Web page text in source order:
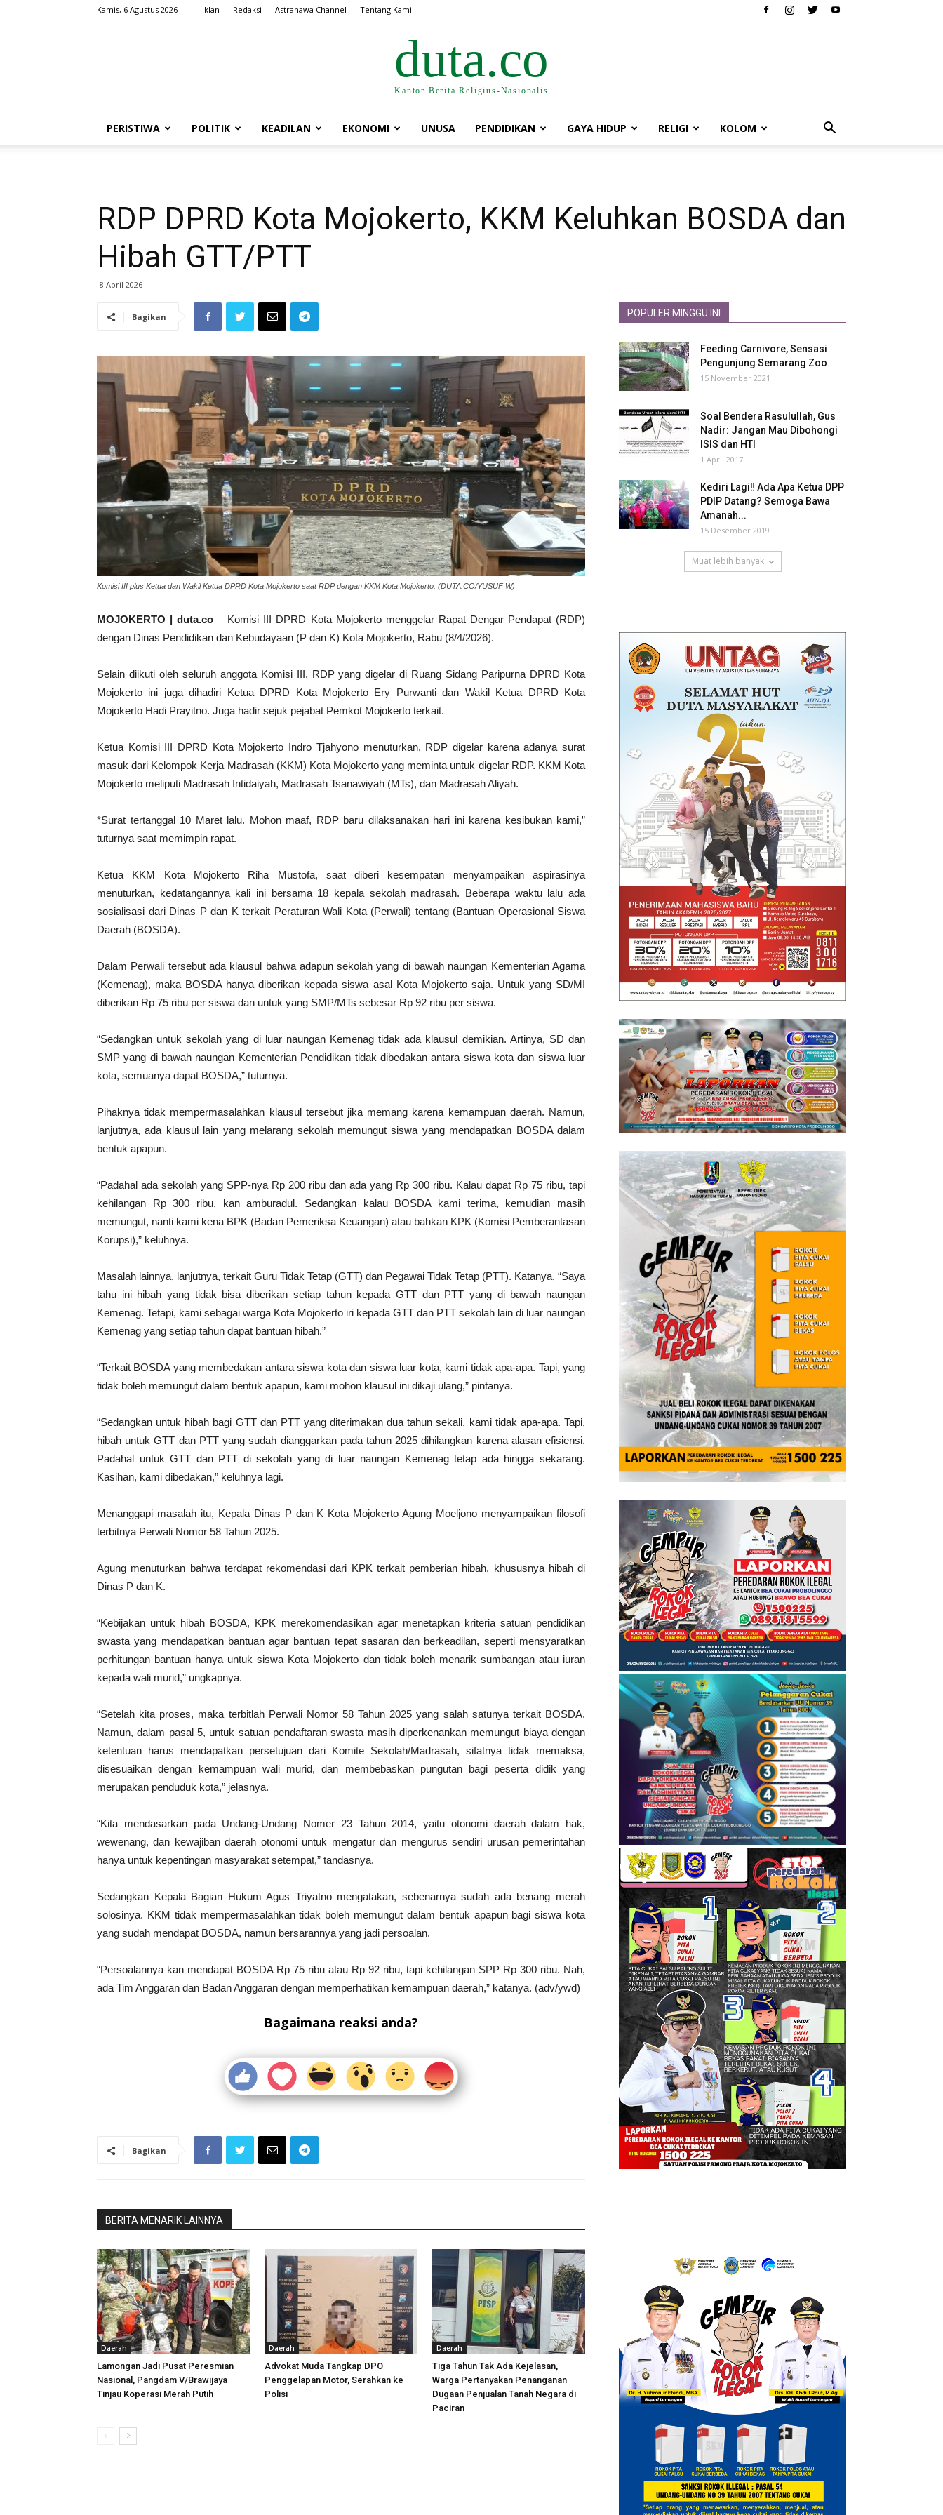
Kamis, 6 Agustus 2026 Iklan Redaksi Astranawa Channel Tentang Kami
duta.co
Kantor Berita Religius-Nasionalis
PERISTIWA POLITIK KEADILAN EKONOMI UNUSA PENDIDIKAN GAYA HIDUP RELIGI KOLOM
RDP DPRD Kota Mojokerto, KKM Keluhkan BOSDA dan
Hibah GTT/PTT
8 April 2026
Bagikan
Komisi III plus Ketua dan Wakil Ketua DPRD Kota Mojokerto saat RDP dengan KKM Kota Mojokerto. (DUTA.CO/YUSUF W)
MOJOKERTO | duta.co – Komisi III DPRD Kota Mojokerto menggelar Rapat Dengar Pendapat (RDP)
dengan Dinas Pendidikan dan Kebudayaan (P dan K) Kota Mojokerto, Rabu (8/4/2026).
Selain diikuti oleh seluruh anggota Komisi III, RDP yang digelar di Ruang Sidang Paripurna DPRD Kota
Mojokerto ini juga dihadiri Ketua DPRD Kota Mojokerto Ery Purwanti dan Wakil Ketua DPRD Kota
Mojokerto Hadi Prayitno. Juga hadir sejuk pejabat Pemkot Mojokerto terkait.
Ketua Komisi III DPRD Kota Mojokerto Indro Tjahyono menuturkan, RDP digelar karena adanya surat
masuk dari Kelompok Kerja Madrasah (KKM) Kota Mojokerto yang meminta untuk digelar RDP. KKM Kota
Mojokerto meliputi Madrasah Intidaiyah, Madrasah Tsanawiyah (MTs), dan Madrasah Aliyah.
*Surat tertanggal 10 Maret lalu. Mohon maaf, RDP baru dilaksanakan hari ini karena kesibukan kami,”
tuturnya saat memimpin rapat.
Ketua KKM Kota Mojokerto Riha Mustofa, saat diberi kesempatan menyampaikan aspirasinya
menuturkan, kedatangannya kali ini bersama 18 kepala sekolah madrasah. Beberapa waktu lalu ada
sosialisasi dari Dinas P dan K terkait Peraturan Wali Kota (Perwali) tentang (Bantuan Operasional Siswa
Daerah (BOSDA).
Dalam Perwali tersebut ada klausul bahwa adapun sekolah yang di bawah naungan Kementerian Agama
(Kemenag), maka BOSDA hanya diberikan kepada siswa asal Kota Mojokerto saja. Untuk yang SD/MI
diberikan Rp 75 ribu per siswa dan untuk yang SMP/MTs sebesar Rp 92 ribu per siswa.
“Sedangkan untuk sekolah yang di luar naungan Kemenag tidak ada klausul demikian. Artinya, SD dan
SMP yang di bawah naungan Kementerian Pendidikan tidak dibedakan antara siswa kota dan siswa luar
kota, semuanya dapat BOSDA,” tuturnya.
Pihaknya tidak mempermasalahkan klausul tersebut jika memang karena kemampuan daerah. Namun,
lanjutnya, ada klausul lain yang melarang sekolah memungut siswa yang mendapatkan BOSDA dalam
bentuk apapun.
“Padahal ada sekolah yang SPP-nya Rp 200 ribu dan ada yang Rp 300 ribu. Kalau dapat Rp 75 ribu, tapi
kehilangan Rp 300 ribu, kan amburadul. Sedangkan kalau BOSDA kami terima, kemudian masih
memungut, nanti kami kena BPK (Badan Pemeriksa Keuangan) atau bahkan KPK (Komisi Pemberantasan
Korupsi),” keluhnya.
Masalah lainnya, lanjutnya, terkait Guru Tidak Tetap (GTT) dan Pegawai Tidak Tetap (PTT). Katanya, “Saya
tahu ini hibah yang tidak bisa diberikan setiap tahun kepada GTT dan PTT yang di bawah naungan
Kemenag. Tetapi, kami sebagai warga Kota Mojokerto iri kepada GTT dan PTT sekolah lain di luar naungan
Kemenag yang setiap tahun dapat bantuan hibah.”
“Terkait BOSDA yang membedakan antara siswa kota dan siswa luar kota, kami tidak apa-apa. Tapi, yang
tidak boleh memungut dalam bentuk apapun, kami mohon klausul ini dikaji ulang,” pintanya.
“Sedangkan untuk hibah bagi GTT dan PTT yang diterimakan dua tahun sekali, kami tidak apa-apa. Tapi,
hibah untuk GTT dan PTT yang sudah dianggarkan pada tahun 2025 dihilangkan karena alasan efisiensi.
Padahal untuk GTT dan PTT di sekolah yang di luar naungan Kemenag tetap ada hingga sekarang.
Kasihan, kami dibedakan,” keluhnya lagi.
Menanggapi masalah itu, Kepala Dinas P dan K Kota Mojokerto Agung Moeljono menyampaikan filosofi
terbitnya Perwali Nomor 58 Tahun 2025.
Agung menuturkan bahwa terdapat rekomendasi dari KPK terkait pemberian hibah, khususnya hibah di
Dinas P dan K.
“Kebijakan untuk hibah BOSDA, KPK merekomendasikan agar menetapkan kriteria satuan pendidikan
swasta yang mendapatkan bantuan agar bantuan tepat sasaran dan berkeadilan, seperti mensyaratkan
perhitungan bantuan hanya untuk siswa Kota Mojokerto dan tidak boleh menarik sumbangan atau iuran
kepada wali murid,” ungkapnya.
“Setelah kita proses, maka terbitlah Perwali Nomor 58 Tahun 2025 yang salah satunya terkait BOSDA.
Namun, dalam pasal 5, untuk satuan pendaftaran swasta masih diperkenankan memungut biaya dengan
ketentuan harus mendapatkan persetujuan dari Komite Sekolah/Madrasah, sifatnya tidak memaksa,
disesuaikan dengan kemampuan wali murid, dan membebaskan pungutan bagi peserta didik yang
merupakan penduduk kota,” jelasnya.
“Kita mendasarkan pada Undang-Undang Nomer 23 Tahun 2014, yaitu otonomi daerah dalam hak,
wewenang, dan kewajiban daerah otonomi untuk mengatur dan mengurus sendiri urusan pemerintahan
hanya untuk kepentingan masyarakat setempat,” tandasnya.
Sedangkan Kepala Bagian Hukum Agus Triyatno mengatakan, sebenarnya sudah ada benang merah
solosinya. KKM tidak mempermasalahkan tidak boleh memungut dalam bentuk apapun bagi siswa kota
yang sudah mendapat BOSDA, namun bersarannya yang jadi persoalan.
“Persoalannya kan mendapat BOSDA Rp 75 ribu atau Rp 92 ribu, tapi kehilangan SPP Rp 300 ribu. Nah,
ada Tim Anggaran dan Badan Anggaran dengan memperhatikan kemampuan daerah,” katanya. (adv/ywd)
Bagaimana reaksi anda?
Bagikan
BERITA MENARIK LAINNYA
Daerah
Lamongan Jadi Pusat Peresmian
Nasional, Pangdam V/Brawijaya
Tinjau Koperasi Merah Putih
Daerah
Advokat Muda Tangkap DPO
Penggelapan Motor, Serahkan ke
Polisi
Daerah
Tiga Tahun Tak Ada Kejelasan,
Warga Pertanyakan Penanganan
Dugaan Penjualan Tanah Negara di
Paciran
POPULER MINGGU INI
Feeding Carnivore, Sensasi
Pengunjung Semarang Zoo
15 November 2021
Soal Bendera Rasulullah, Gus
Nadir: Jangan Mau Dibohongi
ISIS dan HTI
1 April 2017
Kediri Lagi‼ Ada Apa Ketua DPP
PDIP Datang? Semoga Bawa
Amanah...
15 Desember 2019
Muat lebih banyak